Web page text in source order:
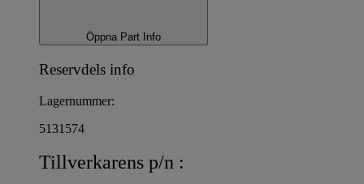
Öppna Part Info
Reservdels info
Lagernummer:
5131574
Tillverkarens p/n :